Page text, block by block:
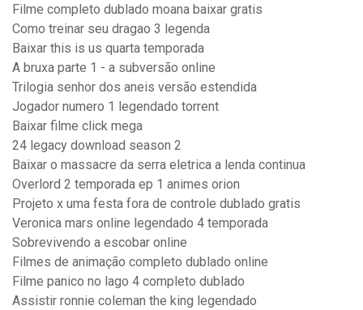
Filme completo dublado moana baixar gratis
Como treinar seu dragao 3 legenda
Baixar this is us quarta temporada
A bruxa parte 1 - a subversão online
Trilogia senhor dos aneis versão estendida
Jogador numero 1 legendado torrent
Baixar filme click mega
24 legacy download season 2
Baixar o massacre da serra eletrica a lenda continua
Overlord 2 temporada ep 1 animes orion
Projeto x uma festa fora de controle dublado gratis
Veronica mars online legendado 4 temporada
Sobrevivendo a escobar online
Filmes de animação completo dublado online
Filme panico no lago 4 completo dublado
Assistir ronnie coleman the king legendado